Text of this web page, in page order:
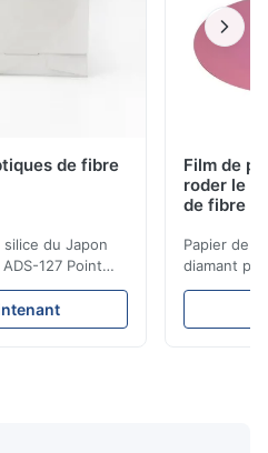
de fibre
du Japon
127 Point
rapide
sur la surface
flexility,
Film de
roder le
de fibre
Papier de
diamant
correction
fibre